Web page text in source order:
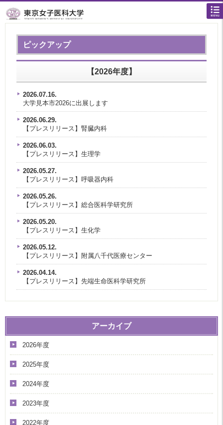
ピックアップ
【2026年度】
2026.07.16.
大学見本市2026に出展します
2026.06.29.
【プレスリリース】腎臓内科
2026.06.03.
【プレスリリース】生理学
2026.05.27.
【プレスリリース】呼吸器内科
2026.05.26.
【プレスリリース】総合医科学研究所
2026.05.20.
【プレスリリース】生化学
2026.05.12.
【プレスリリース】附属八千代医療センター
2026.04.14.
【プレスリリース】先端生命医科学研究所
アーカイブ
2026年度
2025年度
2024年度
2023年度
2022年度